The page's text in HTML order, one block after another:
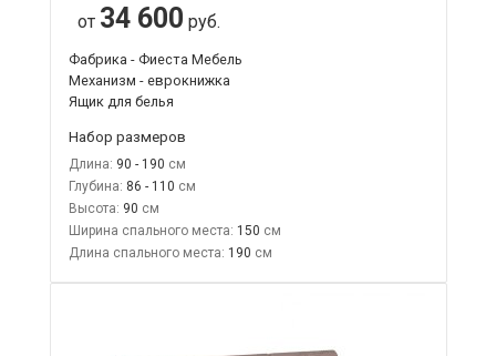
от 34 600 руб.
Фабрика - Фиеста Мебель
Механизм - еврокнижка
Ящик для белья
Набор размеров
Длина: 90 - 190
Глубина: 86 - 110
Высота: 90
Ширина спального места: 150
Длина спального места: 190